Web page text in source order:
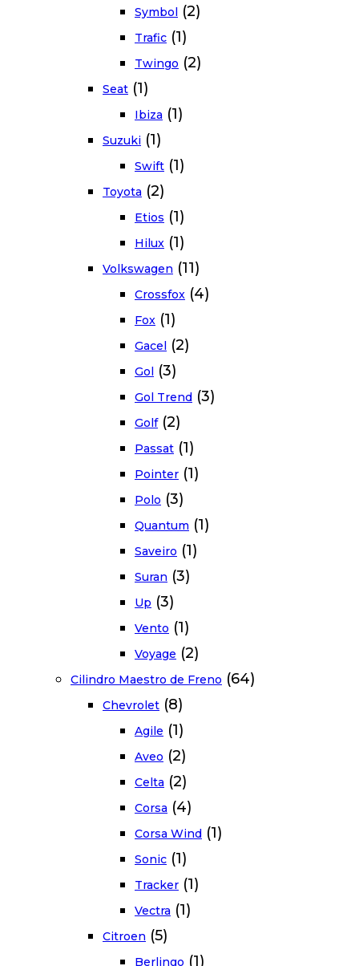
Symbol (2)
Trafic (1)
Twingo (2)
Seat (1)
Ibiza (1)
Suzuki (1)
Swift (1)
Toyota (2)
Etios (1)
Hilux (1)
Volkswagen (11)
Crossfox (4)
Fox (1)
Gacel (2)
Gol (3)
Gol Trend (3)
Golf (2)
Passat (1)
Pointer (1)
Polo (3)
Quantum (1)
Saveiro (1)
Suran (3)
Up (3)
Vento (1)
Voyage (2)
Cilindro Maestro de Freno (64)
Chevrolet (8)
Agile (1)
Aveo (2)
Celta (2)
Corsa (4)
Corsa Wind (1)
Sonic (1)
Tracker (1)
Vectra (1)
Citroen (5)
Berlingo (1)